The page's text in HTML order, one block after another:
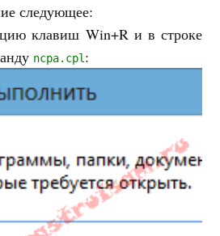
следующее:
клавиш Win+R и в строке
ncpa.cpl :